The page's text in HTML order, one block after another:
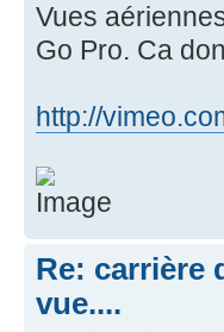
Vues
Go Pro. Ca
http://
Re: carrière
vue....